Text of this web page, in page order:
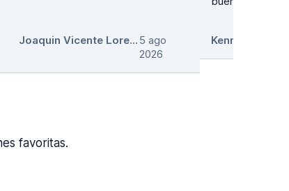
Joaquin Vicente Lorente ,
5 ago
2026
Kenneth
favoritas.